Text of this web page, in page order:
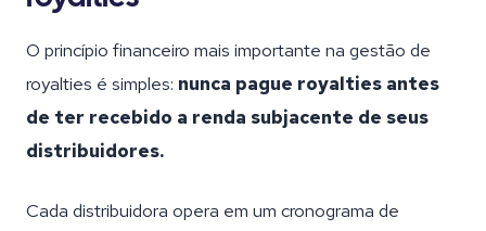
O princípio financeiro mais importante na gestão de
royalties é simples: nunca pague royalties antes
de ter recebido a renda subjacente de seus
distribuidores.
Cada distribuidora opera em um cronograma de